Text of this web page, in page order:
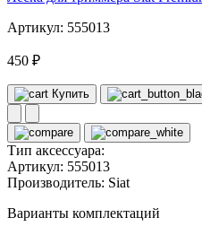
Артикул: 555013
450 ₽
Купить
Тип аксессуара:
Артикул: 555013
Производитель: Siat
Варианты комплектаций